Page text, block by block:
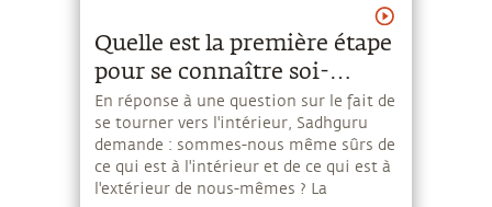
Quelle est la première étape
pour se connaître soi-
même ?
En réponse à une question sur le fait de
se tourner vers l'intérieur, Sadhguru
demande : sommes-nous même sûrs de
ce qui est à l'intérieur et de ce qui est à
l'extérieur de nous-mêmes ? La